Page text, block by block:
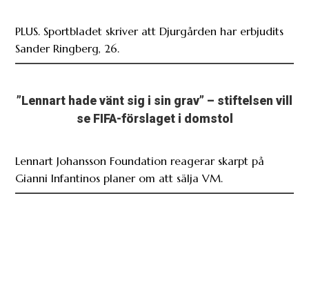
PLUS. Sportbladet skriver att Djurgården har erbjudits
Sander Ringberg, 26.
”Lennart hade vänt sig i sin grav” – stiftelsen vill
se FIFA-förslaget i domstol
Lennart Johansson Foundation reagerar skarpt på
Gianni Infantinos planer om att sälja VM.